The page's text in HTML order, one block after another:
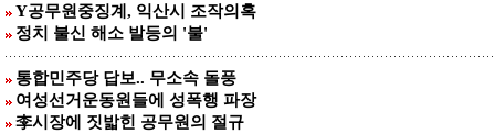
Y공무원중징계, 익산시 조작의혹
정치 불신 해소 발등의 '불'
통합민주당 답보.. 무소속 돌풍
여성선거운동원들에 성폭행 파장
李시장에 짓밟힌 공무원의 절규